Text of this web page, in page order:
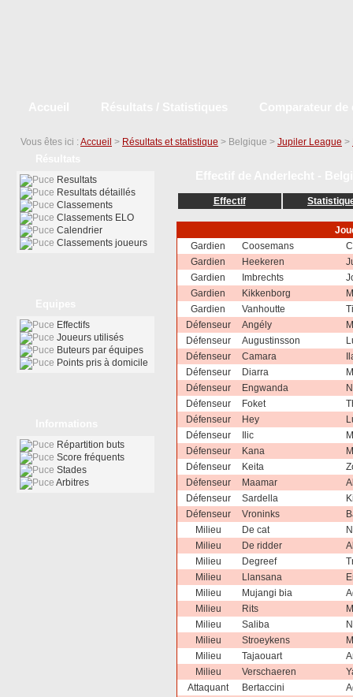
Vous êtes ici : Accueil > Résultats et statistique > Belgique > Jupiler League >
Effectif
Gardien
Coosemans
Gardien
Heekeren
Gardien
Imbrechts
Gardien
Kikkenborg
Gardien
Vanhoutte
Défenseur
Angély
Défenseur
Augustinsson
Défenseur
Camara
Défenseur
Diarra
Défenseur
Engwanda
Défenseur
Foket
Défenseur
Hey
Défenseur
Ilic
Défenseur
Kana
Défenseur
Keita
Défenseur
Maamar
Défenseur
Sardella
Défenseur
Vroninks
Milieu
De cat
Milieu
De ridder
Milieu
Degreef
Milieu
Llansana
Milieu
Mujangi bia
Milieu
Rits
Milieu
Saliba
Milieu
Stroeykens
Milieu
Tajaouart
Milieu
Verschaeren
Attaquant
Bertaccini
Resultats
Resultats détaillés
Classements
Classements ELO
Calendrier
Classements joueurs
Effectifs
Joueurs utilisés
Buteurs par équipes
Points pris à domicile
Répartition buts
Score fréquents
Stades
Arbitres